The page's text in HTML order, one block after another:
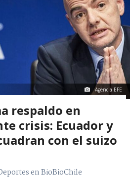
Agencia EFE
respaldo en
crisis: Ecuador y
con el suizo
en BioBioChile